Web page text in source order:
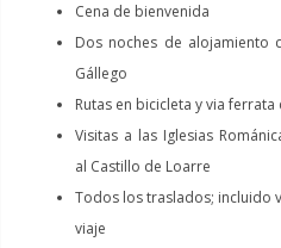
Cena de bienvenida
Dos noches de alojamiento
Gállego
Rutas en bicicleta y via
Visitas a las Iglesias
al Castillo de Loarre
Todos los traslados; incluido
viaje